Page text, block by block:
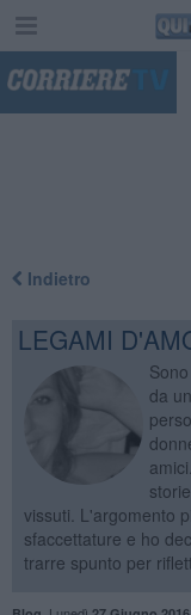
Indietro
LEGAMI
da
vissuti. L'argomento
sfaccettature e ho
trarre spunto per